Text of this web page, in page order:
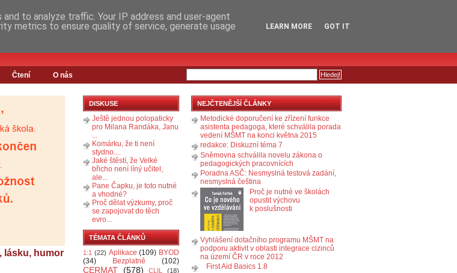
Čtení O nás
lásku, humor
DISKUSE
Ještě jednou polopaticky
pro Milana Randáka, Janu
...
Komárku, že ti není
stydno....
Jaké štěstí, že Velké
břicho není líný učitel,
ale...
Pane Čapku, je toto nutné
a vhodné?
Proč dělat výzkumy, proč
se zapojovat do těch
evro...
TÉMATA ČLÁNKŮ
1:1 (22) Aplikace (109) BYOD
(34)
Bezplatně (102)
CERMAT (578) CLIL (18)
NEJČTENĚJŠÍ ČLÁNKY
Metodické doporučení ke zřízení funkce
asistenta pedagoga, které schválila porada
vedení MŠMT na konci května 2015
redakce: Diskuzní téma 7
Sněmovna schválila novelu zákona o
pedagogických pracovnících
Poradna ASČ: Nesmyslná testová zadání,
nesmyslná čeština
Proč je nutné ve školách
opustit výchovu
k poslušnosti
Vyhlášení dotačního programu MŠMT na
podporu aktivit v oblasti integrace cizinců
na území ČR v roce 2012
First Aid Basics 1.8
to analyze traffic. Your IP address and user-agent
metrics to ensure quality of service, generate usage
LEARN MORE GOT IT